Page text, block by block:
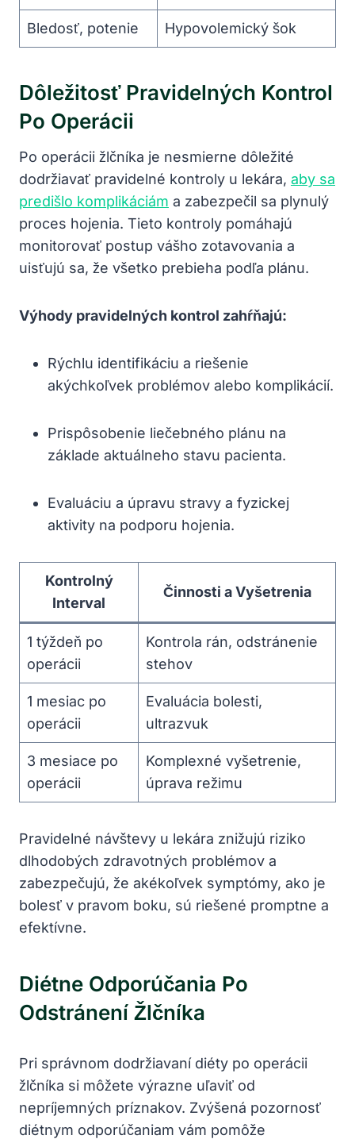
Bledosť, potenie Hypovolemický šok
Dôležitosť Pravidelných Kontrol
Po Operácii
Po operácii žlčníka je nesmierne dôležité
dodržiavať pravidelné kontroly u lekára, aby sa
predišlo komplikáciám a zabezpečil sa plynulý
proces hojenia. Tieto kontroly pomáhajú
monitorovať postup vášho zotavovania a
uisťujú sa, že všetko prebieha podľa plánu.
Výhody pravidelných kontrol zahŕňajú:
Rýchlu identifikáciu a riešenie
akýchkoľvek problémov alebo komplikácií.
Prispôsobenie liečebného plánu na
základe aktuálneho stavu pacienta.
Evaluáciu a úpravu stravy a fyzickej
aktivity na podporu hojenia.
Kontrolný
Interval
Činnosti a Vyšetrenia
1 týždeň po
operácii
Kontrola rán, odstránenie
stehov
1 mesiac po
operácii
Evaluácia bolesti,
ultrazvuk
3 mesiace po
operácii
Komplexné vyšetrenie,
úprava režimu
Pravidelné návštevy u lekára znižujú riziko
dlhodobých zdravotných problémov a
zabezpečujú, že akékoľvek symptómy, ako je
bolesť v pravom boku, sú riešené promptne a
efektívne.
Diétne Odporúčania Po
Odstránení Žlčníka
Pri správnom dodržiavaní diéty po operácii
žlčníka si môžete výrazne uľaviť od
nepríjemných príznakov. Zvýšená pozornosť
diétnym odporúčaniam vám pomôže